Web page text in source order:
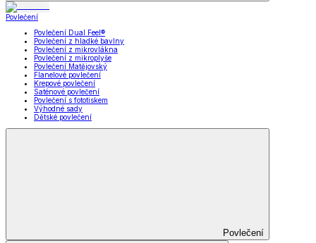
Povlečení
Povlečení Dual Feel®
Povlečení z hladké bavlny
Povlečení z mikrovlákna
Povlečení z mikroplyše
Povlečení Matějovský
Flanelové povlečení
Krepové povlečení
Saténové povlečení
Povlečení s fototiskem
Výhodné sady
Dětské povlečení
Povlečení